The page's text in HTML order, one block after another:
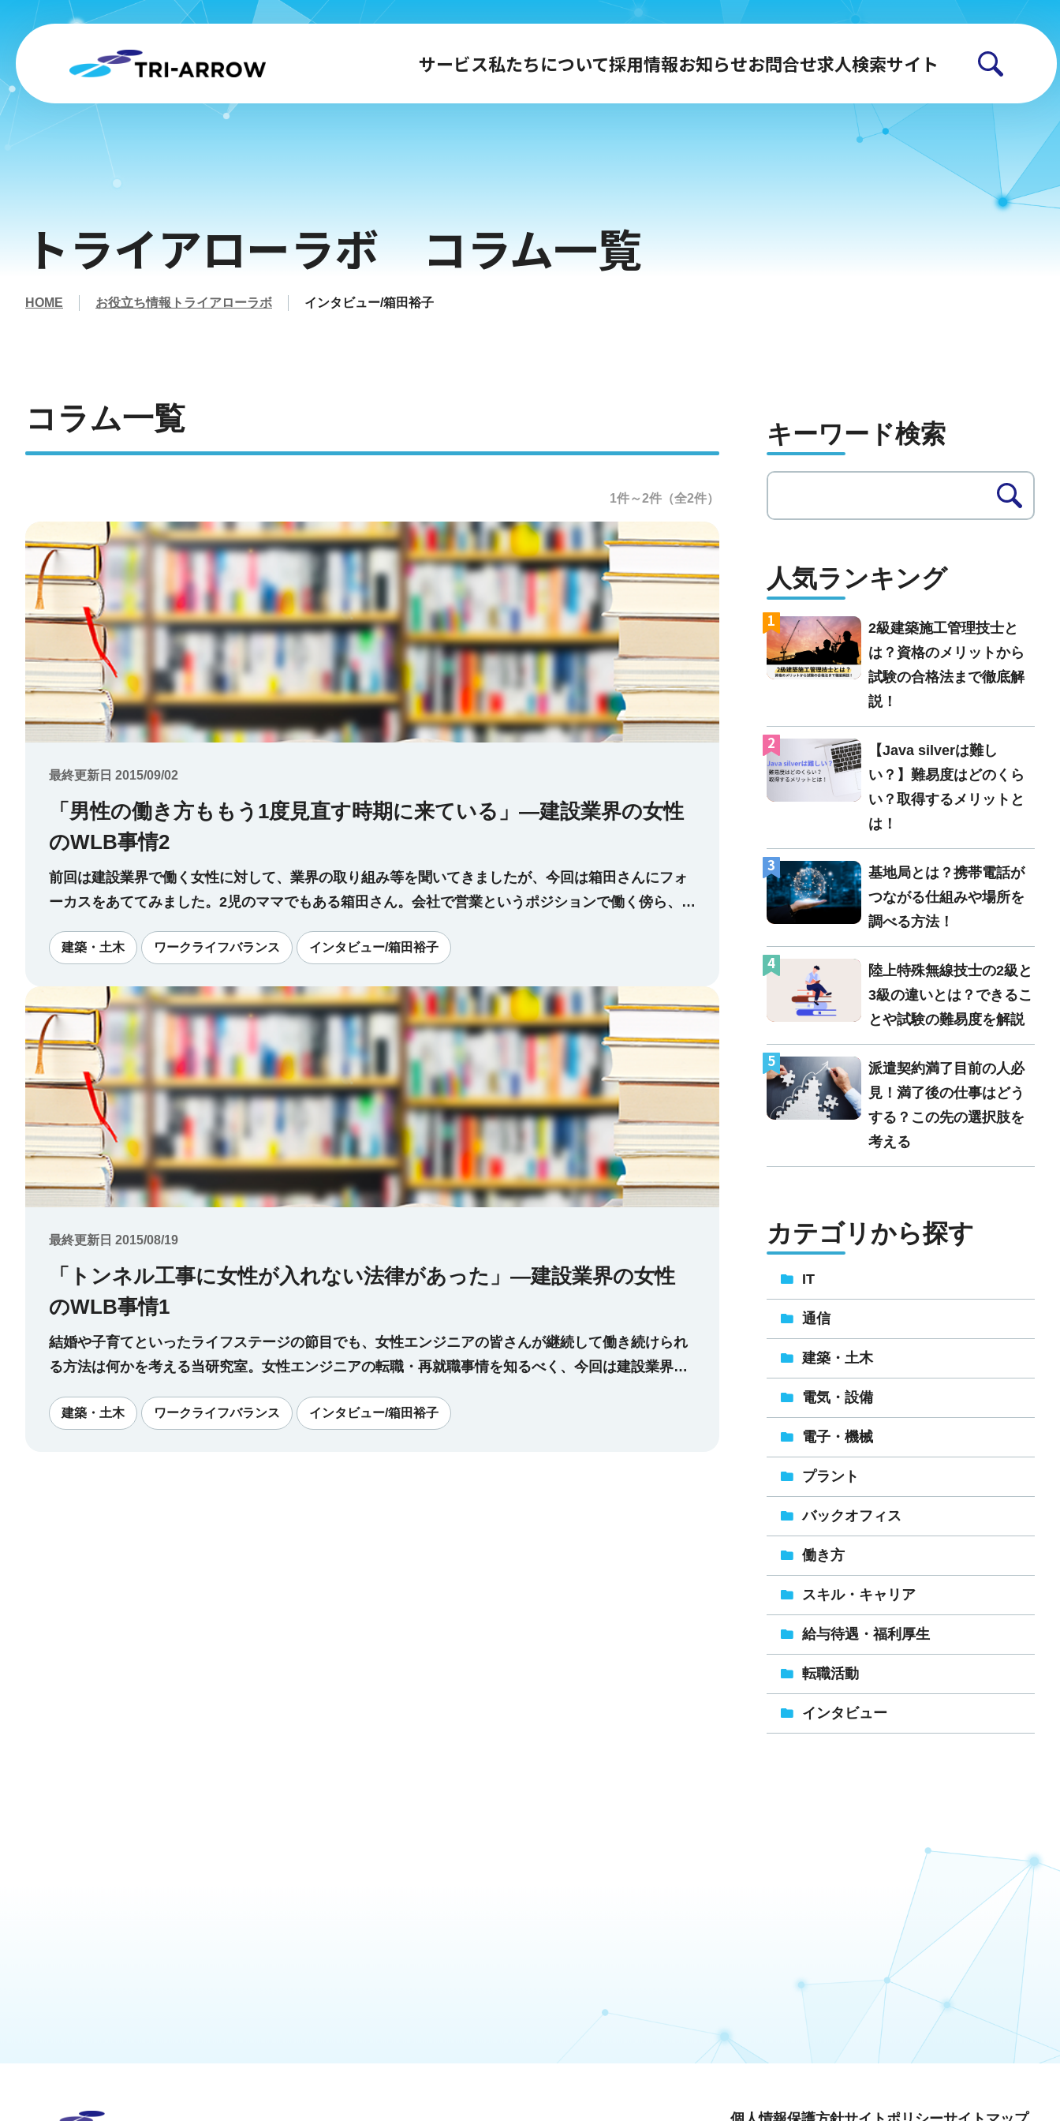
サービス私たちについて採用情報お知らせお問合せ求人検索サイト
トライアローラボ コラム一覧
HOME お役立ち情報トライアローラボ インタビュー/箱田裕子
コラム一覧
1件～2件（全2件）
最終更新日 2015/09/02
「男性の働き方ももう1度見直す時期に来ている」―建設業界の女性
のWLB事情2
前回は建設業界で働く女性に対して、業界の取り組み等を聞いてきましたが、今回は箱田さんにフォ
ーカスをあててみました。2児のママでもある箱田さん。会社で営業というポジションで働く傍ら、
在の会社に入社される前は出版社で編集者をしていたとのことで、その経緯から聞いてみました。
建築・土木 ワークライフバランス インタビュー/箱田裕子
最終更新日 2015/08/19
「トンネル工事に女性が入れない法律があった」―建設業界の女性
のWLB事情1
結婚や子育てといったライフステージの節目でも、女性エンジニアの皆さんが継続して働き続けられ
る方法は何かを考える当研究室。女性エンジニアの転職・再就職事情を知るべく、今回は建設業界に
建築・土木 ワークライフバランス インタビュー/箱田裕子
キーワード検索
人気ランキング
1
2級建築施工管理技士と
は？資格のメリットから
試験の合格法まで徹底解
説！
2
【Java silverは難し
い？】難易度はどのくら
い？取得するメリットと
は！
3
基地局とは？携帯電話が
つながる仕組みや場所を
調べる方法！
4
陸上特殊無線技士の2級と
3級の違いとは？できるこ
とや試験の難易度を解説
5
派遣契約満了目前の人必
見！満了後の仕事はどう
する？この先の選択肢を
考える
カテゴリから探す
IT
通信
建築・土木
電気・設備
電子・機械
プラント
バックオフィス
働き方
スキル・キャリア
給与待遇・福利厚生
転職活動
インタビュー